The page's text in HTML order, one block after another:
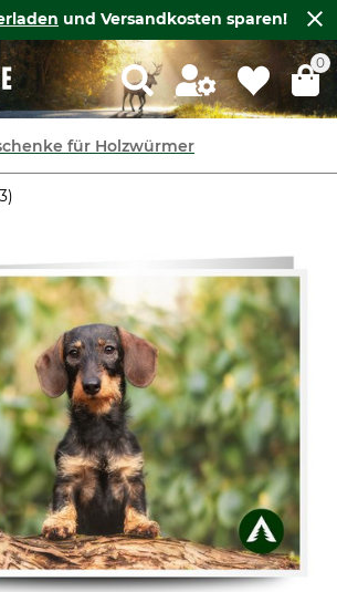
und Versandkosten sparen!
0
für Holzwürmer
3